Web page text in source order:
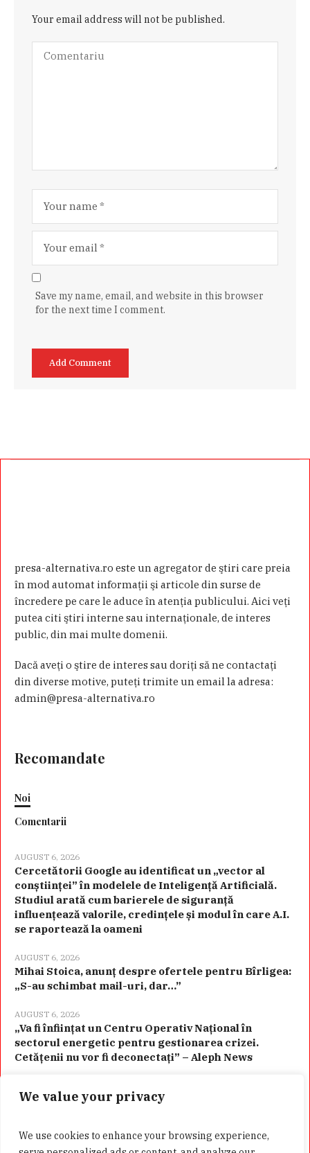
We value your privacy
We use cookies to enhance your browsing experience,
Your email address will not be published.
Save my name, email, and website in this browser
for the next time I comment.
presa-alternativa.ro este un agregator de ştiri care preia
în mod automat informaţii şi articole din surse de
încredere pe care le aduce în atenţia publicului. Aici veţi
putea citi ştiri interne sau internaţionale, de interes
public, din mai multe domenii.
Dacă aveţi o ştire de interes sau doriţi să ne contactaţi
din diverse motive, puteţi trimite un email la adresa:
admin@presa-alternativa.ro
Recomandate
Noi
Comentarii
AUGUST 6, 2026
Cercetătorii Google au identificat un „vector al
conștiinței” în modelele de Inteligență Artificială.
Studiul arată cum barierele de siguranță
influențează valorile, credințele și modul în care A.I.
se raportează la oameni
AUGUST 6, 2026
Mihai Stoica, anunț despre ofertele pentru Bîrligea:
„S-au schimbat mail-uri, dar…”
AUGUST 6, 2026
„Va fi înființat un Centru Operativ Național în
sectorul energetic pentru gestionarea crizei.
Cetățenii nu vor fi deconectați” – Aleph News
Categorii